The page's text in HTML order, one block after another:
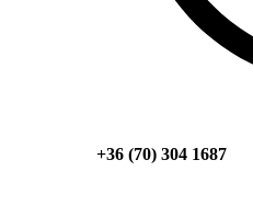
+36 (70) 304 1687